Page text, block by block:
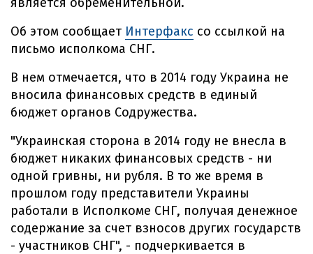
Об этом сообщает Интерфакс со ссылкой на
письмо исполкома СНГ.
В нем отмечается, что в 2014 году Украина не
вносила финансовых средств в единый
бюджет органов Содружества.
"Украинская сторона в 2014 году не внесла в
бюджет никаких финансовых средств - ни
одной гривны, ни рубля. В то же время в
прошлом году представители Украины
работали в Исполкоме СНГ, получая денежное
содержание за счет взносов других государств
- участников СНГ", - подчеркивается в